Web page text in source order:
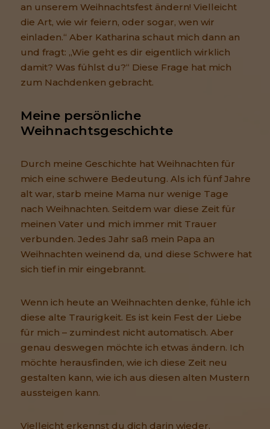
an unserem Weihnachtsfest ändern! Vielleicht
die Art, wie wir feiern, oder sogar, wen wir
einladen.“ Aber Katharina schaut mich dann an
und fragt: „Wie geht es dir eigentlich wirklich
damit? Was fühlst du?“ Diese Frage hat mich
zum Nachdenken gebracht.
Meine persönliche
Weihnachtsgeschichte
Durch meine Geschichte hat Weihnachten für
mich eine schwere Bedeutung. Als ich fünf Jahre
alt war, starb meine Mama nur wenige Tage
nach Weihnachten. Seitdem war diese Zeit für
meinen Vater und mich immer mit Trauer
verbunden. Jedes Jahr saß mein Papa an
Weihnachten weinend da, und diese Schwere hat
sich tief in mir eingebrannt.
Wenn ich heute an Weihnachten denke, fühle ich
diese alte Traurigkeit. Es ist kein Fest der Liebe
für mich – zumindest nicht automatisch. Aber
genau deswegen möchte ich etwas ändern. Ich
möchte herausfinden, wie ich diese Zeit neu
gestalten kann, wie ich aus diesen alten Mustern
aussteigen kann.
Vielleicht erkennst du dich darin wieder.